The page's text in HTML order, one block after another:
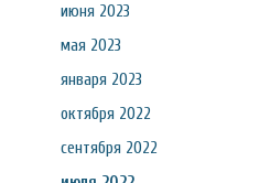
июня 2023
мая 2023
января 2023
октября 2022
сентября 2022